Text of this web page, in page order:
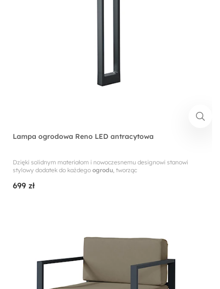
Lampa ogrodowa Reno LED antracytowa
Dzięki solidnym materiałom i nowoczesnemu designowi stanowi
stylowy dodatek do każdego ogrodu, tworząc
699 zł